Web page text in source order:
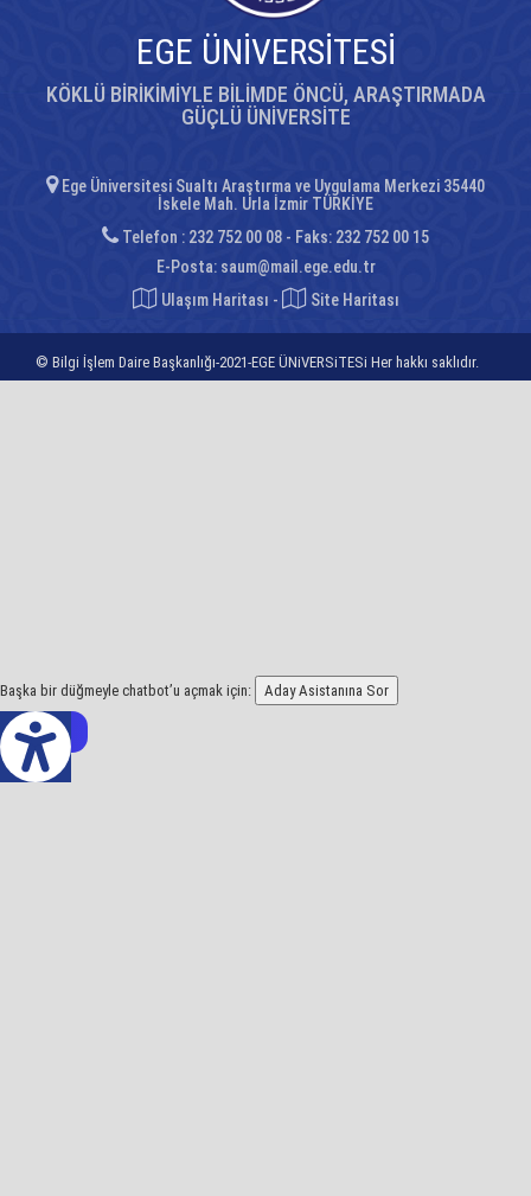
EGE ÜNİVERSİTESİ
KÖKLÜ BİRİKİMİYLE BİLİMDE ÖNCÜ, ARAŞTIRMADA
GÜÇLÜ ÜNİVERSİTE
Ege Üniversitesi Sualtı Araştırma ve Uygulama Merkezi 35440
İskele Mah. Urla İzmir TÜRKİYE
Telefon : 232 752 00 08 - Faks: 232 752 00 15
E-Posta: saum@mail.ege.edu.tr
Ulaşım Haritası - Site Haritası
© Bilgi İşlem Daire Başkanlığı-2021-EGE ÜNiVERSiTESi Her hakkı saklıdır.
Başka bir düğmeyle chatbot’u açmak için: Aday Asistanına Sor
Çeviri